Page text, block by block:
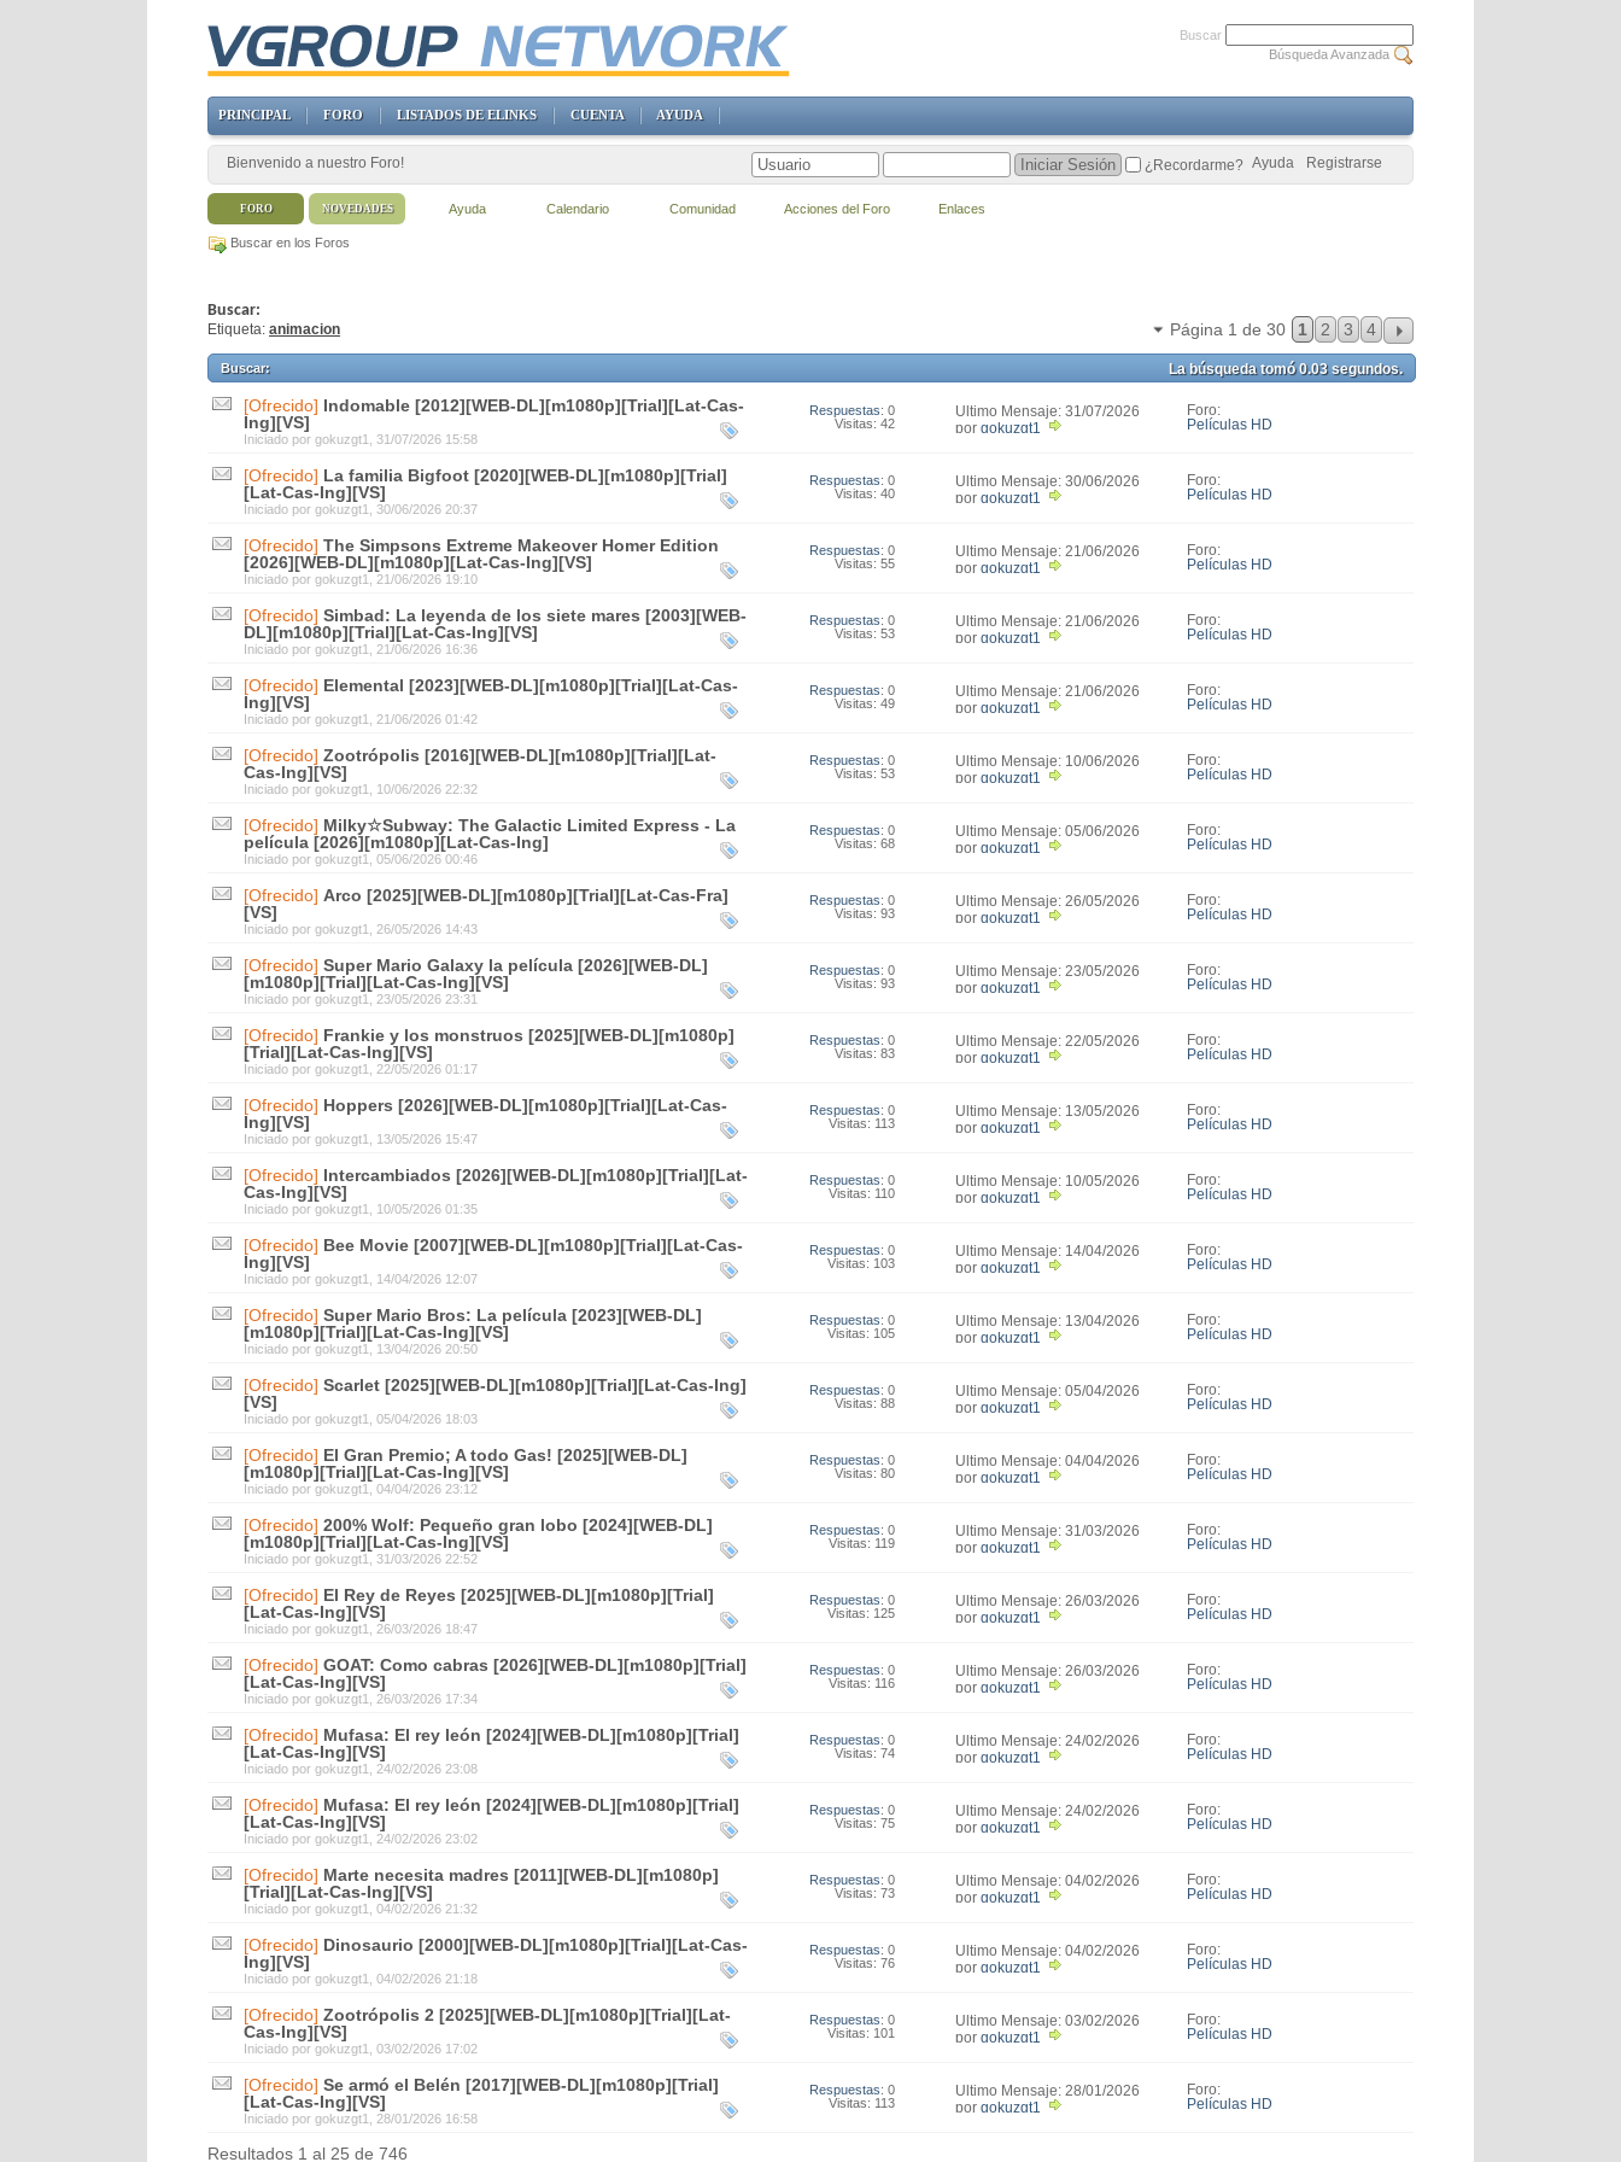
Buscar en los Foros
Buscar:
Etiqueta: animacion Página 1 de 30 1 2 3 4
Buscar: La búsqueda tomó0.03segundos.
[Ofrecido] Indomable [2012][WEB-DL][m1080p][Trial][Lat-Cas-
Ing][VS]
Iniciado por gokuzgt1 , 31/07/2026 15:58
Respuestas: 0
Visitas: 42
Último Mensaje: 31/07/2026
15:58
por gokuzgt1
Foro:
Películas HD
[Ofrecido] La familia Bigfoot [2020][WEB-DL][m1080p][Trial]
[Lat-Cas-Ing][VS]
Iniciado por gokuzgt1 , 30/06/2026 20:37
Respuestas: 0
Visitas: 40
Último Mensaje: 30/06/2026
20:37
por gokuzgt1
Foro:
Películas HD
[Ofrecido] The Simpsons Extreme Makeover Homer Edition
[2026][WEB-DL][m1080p][Lat-Cas-Ing][VS]
Iniciado por gokuzgt1 , 21/06/2026 19:10
Respuestas: 0
Visitas: 55
Último Mensaje: 21/06/2026
19:10
por gokuzgt1
Foro:
Películas HD
[Ofrecido] Simbad: La leyenda de los siete mares [2003][WEB-
DL][m1080p][Trial][Lat-Cas-Ing][VS]
Iniciado por gokuzgt1 , 21/06/2026 16:36
Respuestas: 0
Visitas: 53
Último Mensaje: 21/06/2026
16:36
por gokuzgt1
Foro:
Películas HD
[Ofrecido] Elemental [2023][WEB-DL][m1080p][Trial][Lat-Cas-
Ing][VS]
Iniciado por gokuzgt1 , 21/06/2026 01:42
Respuestas: 0
Visitas: 49
Último Mensaje: 21/06/2026
01:42
por gokuzgt1
Foro:
Películas HD
[Ofrecido] Zootrópolis [2016][WEB-DL][m1080p][Trial][Lat-
Cas-Ing][VS]
Iniciado por gokuzgt1 , 10/06/2026 22:32
Respuestas: 0
Visitas: 53
Último Mensaje: 10/06/2026
22:32
por gokuzgt1
Foro:
Películas HD
[Ofrecido] Milky☆Subway: The Galactic Limited Express - La
película [2026][m1080p][Lat-Cas-Ing]
Iniciado por gokuzgt1 , 05/06/2026 00:46
Respuestas: 0
Visitas: 68
Último Mensaje: 05/06/2026
00:46
por gokuzgt1
Foro:
Películas HD
[Ofrecido] Arco [2025][WEB-DL][m1080p][Trial][Lat-Cas-Fra]
[VS]
Iniciado por gokuzgt1 , 26/05/2026 14:43
Respuestas: 0
Visitas: 93
Último Mensaje: 26/05/2026
14:43
por gokuzgt1
Foro:
Películas HD
[Ofrecido] Super Mario Galaxy la película [2026][WEB-DL]
[m1080p][Trial][Lat-Cas-Ing][VS]
Iniciado por gokuzgt1 , 23/05/2026 23:31
Respuestas: 0
Visitas: 93
Último Mensaje: 23/05/2026
23:31
por gokuzgt1
Foro:
Películas HD
[Ofrecido] Frankie y los monstruos [2025][WEB-DL][m1080p]
[Trial][Lat-Cas-Ing][VS]
Iniciado por gokuzgt1 , 22/05/2026 01:17
Respuestas: 0
Visitas: 83
Último Mensaje: 22/05/2026
01:17
por gokuzgt1
Foro:
Películas HD
[Ofrecido] Hoppers [2026][WEB-DL][m1080p][Trial][Lat-Cas-
Ing][VS]
Iniciado por gokuzgt1 , 13/05/2026 15:47
Respuestas: 0
Visitas: 113
Último Mensaje: 13/05/2026
15:47
por gokuzgt1
Foro:
Películas HD
[Ofrecido] Intercambiados [2026][WEB-DL][m1080p][Trial][Lat-
Cas-Ing][VS]
Iniciado por gokuzgt1 , 10/05/2026 01:35
Respuestas: 0
Visitas: 110
Último Mensaje: 10/05/2026
01:35
por gokuzgt1
Foro:
Películas HD
[Ofrecido] Bee Movie [2007][WEB-DL][m1080p][Trial][Lat-Cas-
Ing][VS]
Iniciado por gokuzgt1 , 14/04/2026 12:07
Respuestas: 0
Visitas: 103
Último Mensaje: 14/04/2026
12:07
por gokuzgt1
Foro:
Películas HD
[Ofrecido] Super Mario Bros: La película [2023][WEB-DL]
[m1080p][Trial][Lat-Cas-Ing][VS]
Iniciado por gokuzgt1 , 13/04/2026 20:50
Respuestas: 0
Visitas: 105
Último Mensaje: 13/04/2026
20:50
por gokuzgt1
Foro:
Películas HD
[Ofrecido] Scarlet [2025][WEB-DL][m1080p][Trial][Lat-Cas-Ing]
[VS]
Iniciado por gokuzgt1 , 05/04/2026 18:03
Respuestas: 0
Visitas: 88
Último Mensaje: 05/04/2026
18:03
por gokuzgt1
Foro:
Películas HD
[Ofrecido] El Gran Premio; A todo Gas! [2025][WEB-DL]
[m1080p][Trial][Lat-Cas-Ing][VS]
Iniciado por gokuzgt1 , 04/04/2026 23:12
Respuestas: 0
Visitas: 80
Último Mensaje: 04/04/2026
23:12
por gokuzgt1
Foro:
Películas HD
[Ofrecido] 200% Wolf: Pequeño gran lobo [2024][WEB-DL]
[m1080p][Trial][Lat-Cas-Ing][VS]
Iniciado por gokuzgt1 , 31/03/2026 22:52
Respuestas: 0
Visitas: 119
Último Mensaje: 31/03/2026
22:52
por gokuzgt1
Foro:
Películas HD
[Ofrecido] El Rey de Reyes [2025][WEB-DL][m1080p][Trial]
[Lat-Cas-Ing][VS]
Iniciado por gokuzgt1 , 26/03/2026 18:47
Respuestas: 0
Visitas: 125
Último Mensaje: 26/03/2026
18:47
por gokuzgt1
Foro:
Películas HD
[Ofrecido] GOAT: Como cabras [2026][WEB-DL][m1080p][Trial]
[Lat-Cas-Ing][VS]
Iniciado por gokuzgt1 , 26/03/2026 17:34
Respuestas: 0
Visitas: 116
Último Mensaje: 26/03/2026
17:34
por gokuzgt1
Foro:
Películas HD
[Ofrecido] Mufasa: El rey león [2024][WEB-DL][m1080p][Trial]
[Lat-Cas-Ing][VS]
Iniciado por gokuzgt1 , 24/02/2026 23:08
Respuestas: 0
Visitas: 74
Último Mensaje: 24/02/2026
23:08
por gokuzgt1
Foro:
Películas HD
[Ofrecido] Mufasa: El rey león [2024][WEB-DL][m1080p][Trial]
[Lat-Cas-Ing][VS]
Iniciado por gokuzgt1 , 24/02/2026 23:02
Respuestas: 0
Visitas: 75
Último Mensaje: 24/02/2026
23:02
por gokuzgt1
Foro:
Películas HD
[Ofrecido] Marte necesita madres [2011][WEB-DL][m1080p]
[Trial][Lat-Cas-Ing][VS]
Iniciado por gokuzgt1 , 04/02/2026 21:32
Respuestas: 0
Visitas: 73
Último Mensaje: 04/02/2026
21:32
por gokuzgt1
Foro:
Películas HD
[Ofrecido] Dinosaurio [2000][WEB-DL][m1080p][Trial][Lat-Cas-
Ing][VS]
Iniciado por gokuzgt1 , 04/02/2026 21:18
Respuestas: 0
Visitas: 76
Último Mensaje: 04/02/2026
21:18
por gokuzgt1
Foro:
Películas HD
[Ofrecido] Zootrópolis 2 [2025][WEB-DL][m1080p][Trial][Lat-
Cas-Ing][VS]
Iniciado por gokuzgt1 , 03/02/2026 17:02
Respuestas: 0
Visitas: 101
Último Mensaje: 03/02/2026
17:02
por gokuzgt1
Foro:
Películas HD
[Ofrecido] Se armó el Belén [2017][WEB-DL][m1080p][Trial]
[Lat-Cas-Ing][VS]
Iniciado por gokuzgt1 , 28/01/2026 16:58
Respuestas: 0
Visitas: 113
Último Mensaje: 28/01/2026
16:58
por gokuzgt1
Foro:
Películas HD
Resultados 1 al 25 de 746
Buscar
Búsqueda Avanzada
PRINCIPAL FORO LISTADOS DE ELINKS CUENTA AYUDA
Bienvenido a nuestro Foro! Registrarse
Ayuda
¿Recordarme?
FORO Ayuda Calendario Comunidad Acciones del Foro Enlaces
NOVEDADES